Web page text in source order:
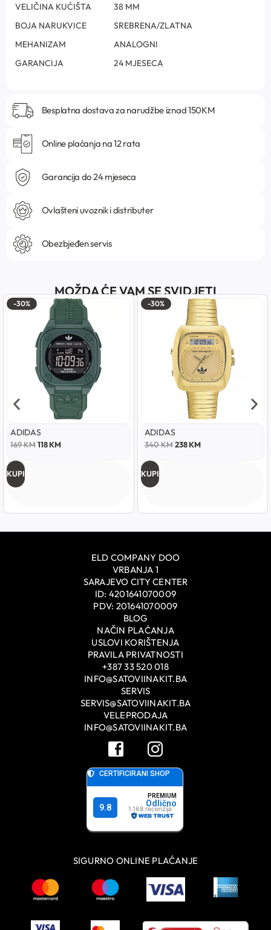
VELIČINA KUĆIŠTA
38 MM
BOJA NARUKVICE
SREBRENA/ZLATNA
MEHANIZAM
ANALOGNI
GARANCIJA
24 MJESECA
Besplatna dostava za narudžbe iznad 150KM
Online plaćanja na 12 rata
Garancija do 24 mjeseca
Ovlašteni uvoznik i distributer
Obezbjeđen servis
MOŽDA ĆE VAM SE SVIDJETI
-30%
ADIDAS
169KM118KM
KUPI
-30%
ADIDAS
340KM 238KM
KUPI
ELD COMPANY DOO
VRBANJA 1
SARAJEVO CITY CENTER
ID: 4201641070009
PDV: 201641070009
BLOG
NAČIN PLAĆANJA
USLOVI KORIŠTENJA
PRAVILA PRIVATNOSTI
+387 33 520 018
INFO@SATOVIINAKIT.BA
SERVIS
SERVIS@SATOVIINAKIT.BA
VELEPRODAJA
INFO@SATOVIINAKIT.BA
SIGURNO ONLINE PLAĆANJE